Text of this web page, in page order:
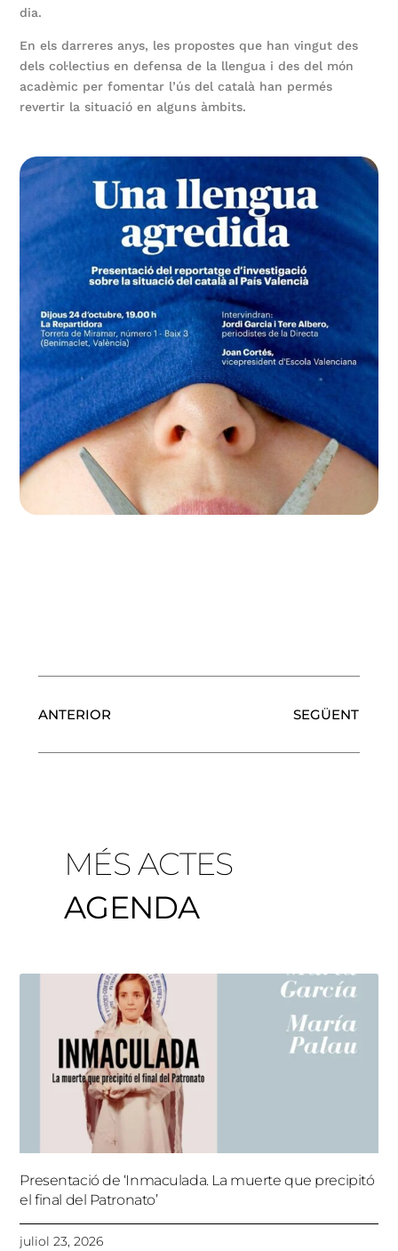
dia.
En els darreres anys, les propostes que han vingut des
dels col·lectius en defensa de la llengua i des del món
acadèmic per fomentar l’ús del català han permés
revertir la situació en alguns àmbits.
ANTERIOR SEGÜENT
MÉS ACTES
AGENDA
Presentació de ‘Inmaculada. La muerte que precipitó
el final del Patronato’
juliol 23, 2026